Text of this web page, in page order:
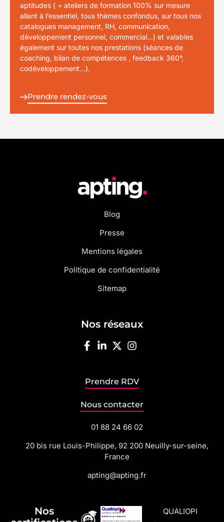
aptitudes ( = ateliers de formation 100% sur mesure
allant à l’essentiel, tous thèmes confondus, sur tous nos
catalogues management, RH, communication,
développement personnel, commercial…) et valables
également sur toutes nos prestations (séances de
coaching, bilan de compétences , feedback 360°,
codéveloppement…).
Prendre rendez-vous
Blog
Presse
Mentions légales
Politique de confidentialité
Sitemap
Nos réseaux
Prendre RDV
Nous contacter
01 88 24 66 02
20 bis rue Louis-Philippe, 92 200 Neuilly-sur-seine,
France
apting@apting.fr
Nos
QUALIOPI